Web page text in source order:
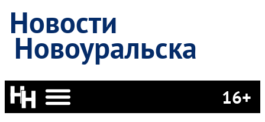
Новости
Новоуральска
16+